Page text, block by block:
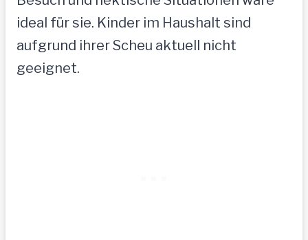
ideal für sie. Kinder im Haushalt sind
aufgrund ihrer Scheu aktuell nicht
geeignet.